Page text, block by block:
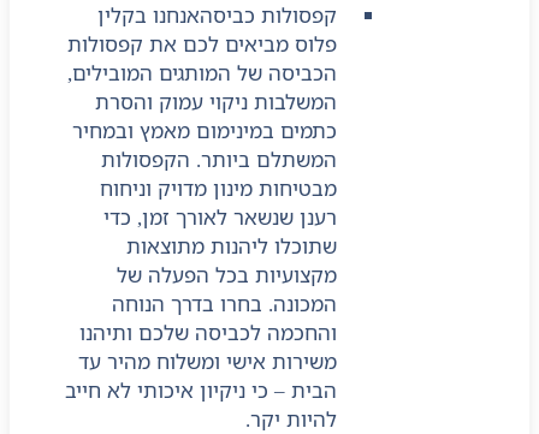
קפסולות כביסהאנחנו בקלין
פלוס מביאים לכם את קפסולות
הכביסה של המותגים המובילים,
המשלבות ניקוי עמוק והסרת
כתמים במינימום מאמץ ובמחיר
המשתלם ביותר. הקפסולות
מבטיחות מינון מדויק וניחוח
רענן שנשאר לאורך זמן, כדי
שתוכלו ליהנות מתוצאות
מקצועיות בכל הפעלה של
המכונה. בחרו בדרך הנוחה
והחכמה לכביסה שלכם ותיהנו
משירות אישי ומשלוח מהיר עד
הבית – כי ניקיון איכותי לא חייב
להיות יקר.